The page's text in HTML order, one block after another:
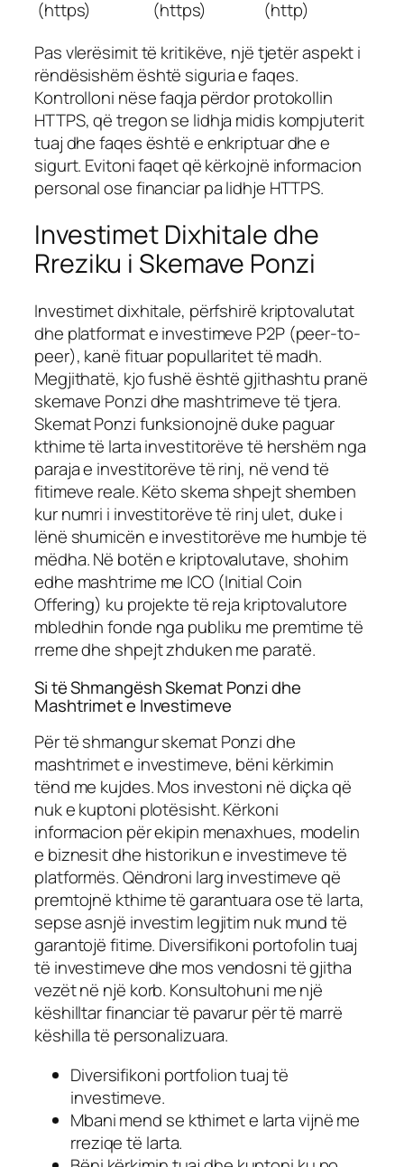
(https) (https)
(http)
Pas vlerësimit të kritikëve, një tjetër aspekt i
rëndësishëm është siguria e faqes.
Kontrolloni nëse faqja përdor protokollin
HTTPS, që tregon se lidhja midis kompjuterit
tuaj dhe faqes është e enkriptuar dhe e
sigurt. Evitoni faqet që kërkojnë informacion
personal ose financiar pa lidhje HTTPS.
Investimet Dixhitale dhe
Rreziku i Skemave Ponzi
Investimet dixhitale, përfshirë kriptovalutat
dhe platformat e investimeve P2P (peer-to-
peer), kanë fituar popullaritet të madh.
Megjithatë, kjo fushë është gjithashtu pranë
skemave Ponzi dhe mashtrimeve të tjera.
Skemat Ponzi funksionojnë duke paguar
kthime të larta investitorëve të hershëm nga
paraja e investitorëve të rinj, në vend të
fitimeve reale. Këto skema shpejt shemben
kur numri i investitorëve të rinj ulet, duke i
lënë shumicën e investitorëve me humbje të
mëdha. Në botën e kriptovalutave, shohim
edhe mashtrime me ICO (Initial Coin
Offering) ku projekte të reja kriptovalutore
mbledhin fonde nga publiku me premtime të
rreme dhe shpejt zhduken me paratë.
Si të Shmangësh Skemat Ponzi dhe
Mashtrimet e Investimeve
Për të shmangur skemat Ponzi dhe
mashtrimet e investimeve, bëni kërkimin
tënd me kujdes. Mos investoni në diçka që
nuk e kuptoni plotësisht. Kërkoni
informacion për ekipin menaxhues, modelin
e biznesit dhe historikun e investimeve të
platformës. Qëndroni larg investimeve që
premtojnë kthime të garantuara ose të larta,
sepse asnjë investim legjitim nuk mund të
garantojë fitime. Diversifikoni portofolin tuaj
të investimeve dhe mos vendosni të gjitha
vezët në një korb. Konsultohuni me një
këshilltar financiar të pavarur për të marrë
këshilla të personalizuara.
Diversifikoni portfolion tuaj të
investimeve.
Mbani mend se kthimet e larta vijnë me
rreziqe të larta.